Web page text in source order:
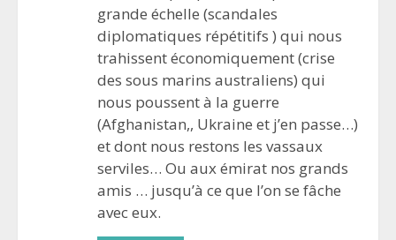
grande échelle (scandales
diplomatiques répétitifs ) qui nous
trahissent économiquement (crise
des sous marins australiens) qui
nous poussent à la guerre
(Afghanistan,, Ukraine et j’en passe…)
et dont nous restons les vassaux
serviles… Ou aux émirat nos grands
amis … jusqu’à ce que l’on se fâche
avec eux.